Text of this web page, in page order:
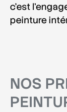
c'est
peinture
NOS